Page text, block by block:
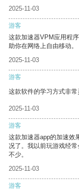
2025-11-03
游客
这款加速器VPM应用程
助你在网络上自由移动。
2025-11-03
游客
这款软件的学习方式非常
2025-11-03
游客
这款加速器app的加速效
况了。我以前玩游戏经
不少。
2025-11-03
游客